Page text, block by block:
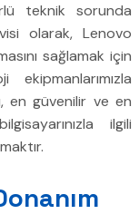
teknik sorunda
olarak, Lenovo
sağlamak için
en güvenilir ve en
ilgili